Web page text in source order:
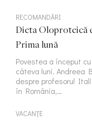
RECOMANDĂRI
Dieta Oloproteică
Prima lună
Povestea a început
câteva luni. Andreea
despre profesorul
în România,…
VACANȚE